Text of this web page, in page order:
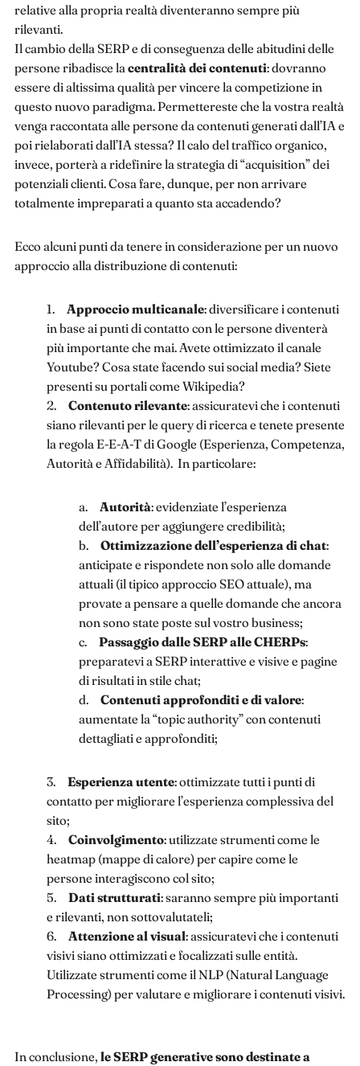
relative alla propria realtà diventeranno sempre più
rilevanti.
Il cambio della SERP e di conseguenza delle abitudini delle
persone ribadisce la centralità dei contenuti: dovranno
essere di altissima qualità per vincere la competizione in
questo nuovo paradigma. Permettereste che la vostra realtà
venga raccontata alle persone da contenuti generati dall’IA e
poi rielaborati dall’IA stessa? Il calo del traffico organico,
invece, porterà a ridefinire la strategia di “acquisition” dei
potenziali clienti. Cosa fare, dunque, per non arrivare
totalmente impreparati a quanto sta accadendo?
Ecco alcuni punti da tenere in considerazione per un nuovo
approccio alla distribuzione di contenuti:
1. Approccio multicanale: diversificare i contenuti
in base ai punti di contatto con le persone diventerà
più importante che mai. Avete ottimizzato il canale
Youtube? Cosa state facendo sui social media? Siete
presenti su portali come Wikipedia?
2. Contenuto rilevante: assicuratevi che i contenuti
siano rilevanti per le query di ricerca e tenete presente
la regola E-E-A-T di Google (Esperienza, Competenza,
Autorità e Affidabilità). In particolare:
a. Autorità: evidenziate l’esperienza
dell’autore per aggiungere credibilità;
b. Ottimizzazione dell’esperienza di chat:
anticipate e rispondete non solo alle domande
attuali (il tipico approccio SEO attuale), ma
provate a pensare a quelle domande che ancora
non sono state poste sul vostro business;
c. Passaggio dalle SERP alle CHERPs:
preparatevi a SERP interattive e visive e pagine
di risultati in stile chat;
d.
Contenuti approfonditi e di valore:
aumentate la “topic authority” con contenuti
dettagliati e approfonditi;
3. Esperienza utente: ottimizzate tutti i punti di
contatto per migliorare l’esperienza complessiva del
sito;
4.
Coinvolgimento: utilizzate strumenti come le
heatmap (mappe di calore) per capire come le
persone interagiscono col sito;
5.
Dati strutturati: saranno sempre più importanti
e rilevanti, non sottovalutateli;
6.
Attenzione al visual: assicuratevi che i contenuti
visivi siano ottimizzati e focalizzati sulle entità.
Utilizzate strumenti come il NLP (Natural Language
Processing) per valutare e migliorare i contenuti visivi.
In conclusione, le SERP generative sono destinate a